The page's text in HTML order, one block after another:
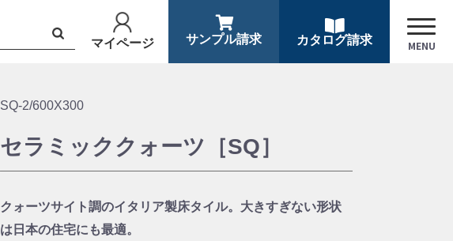
マイページ
サンプル請求 カタログ請求 MENU
SQ-2/600X300
セラミッククォーツ［SQ］
クォーツサイト調のイタリア製床タイル。大きすぎない形状
は日本の住宅にも最適。